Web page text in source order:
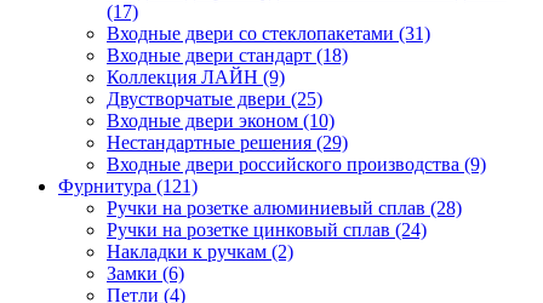
(17)
Входные двери со стеклопакетами (31)
Входные двери стандарт (18)
Коллекция ЛАЙН (9)
Двустворчатые двери (25)
Входные двери эконом (10)
Нестандартные решения (29)
Входные двери российского производства (9)
Фурнитура (121)
Ручки на розетке алюминиевый сплав (28)
Ручки на розетке цинковый сплав (24)
Накладки к ручкам (2)
Замки (6)
Петли (4)